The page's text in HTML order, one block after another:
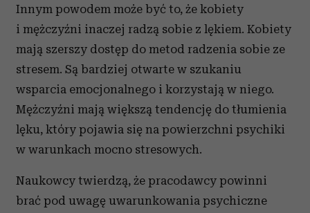
Innym powodem może być to, że kobiety
i mężczyźni inaczej radzą sobie z lękiem. Kobiety
mają szerszy dostęp do metod radzenia sobie ze
stresem. Są bardziej otwarte w szukaniu
wsparcia emocjonalnego i korzystają w niego.
Mężczyźni mają większą tendencję do tłumienia
lęku, który pojawia się na powierzchni psychiki
w warunkach mocno stresowych.
Naukowcy twierdzą, że pracodawcy powinni
brać pod uwagę uwarunkowania psychiczne